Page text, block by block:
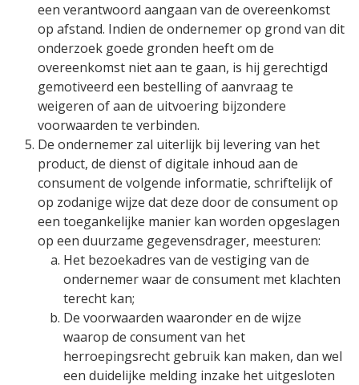
een verantwoord aangaan van de overeenkomst
op afstand. Indien de ondernemer op grond van dit
onderzoek goede gronden heeft om de
overeenkomst niet aan te gaan, is hij gerechtigd
gemotiveerd een bestelling of aanvraag te
weigeren of aan de uitvoering bijzondere
voorwaarden te verbinden.
De ondernemer zal uiterlijk bij levering van het
product, de dienst of digitale inhoud aan de
consument de volgende informatie, schriftelijk of
op zodanige wijze dat deze door de consument op
een toegankelijke manier kan worden opgeslagen
op een duurzame gegevensdrager, meesturen:
Het bezoekadres van de vestiging van de
ondernemer waar de consument met klachten
terecht kan;
De voorwaarden waaronder en de wijze
waarop de consument van het
herroepingsrecht gebruik kan maken, dan wel
een duidelijke melding inzake het uitgesloten